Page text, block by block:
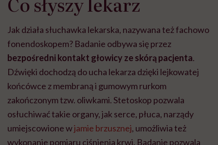
umiejscowione wjamie brzusznej, umożliwia też
zdiagnozować groźne i niekiedy zagrażające życiu
choroby także u dzieci w brzuchu mamy. Niepokojące
lekarzaszumy są punktem wyjścia do dalszej
diagnostyki. Choć medycyna dysponuje
zaawansowanymi technologiami obrazowania, to
właśnie osłuchiwanie często stanowi pierwszy krok w
rozpoznaniu choroby. W wielu sytuacjach jest też
najszybszym i jedynym dostępnym badaniem.